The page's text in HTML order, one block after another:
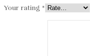
Your rating *